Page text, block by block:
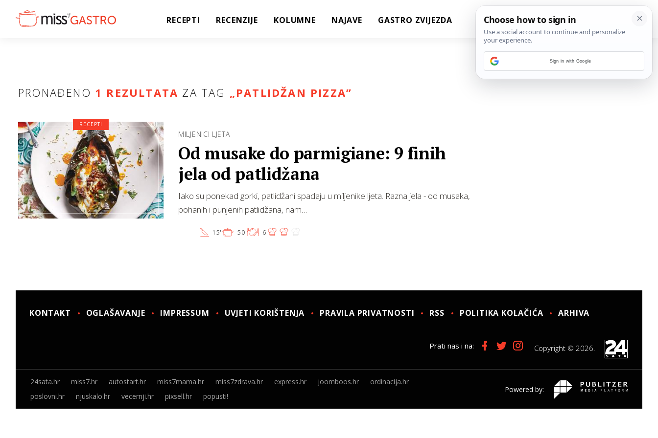
RECEPTI RECENZIJE KOLUMNE NAJAVE GASTRO ZVIJEZDA
PRONAĐENO 1 REZULTATA ZA TAG „PATLIDŽAN PIZZA”
MILJENICI LJETA
Od musake do parmigiane: 9 finih
jela od patlidžana
Iako su ponekad gorki, patlidžani spadaju u miljenike ljeta. Razna jela - od musaka,
pohanih i punjenih patlidžana, nam…
15' 50' 6
RECEPTI
KONTAKT OGLAŠAVANJE IMPRESSUM UVJETI KORIŠTENJA PRAVILA PRIVATNOSTI RSS POLITIKA KOLAČIĆA ARHIVA
Prati nas i na: Copyright © 2026.
24sata.hr miss7.hr autostart.hr miss7mama.hr miss7zdrava.hr express.hr joomboos.hr
ordinacija.hr
poslovni.hr
njuskalo.hr vecernji.hr pixsell.hr popusti!
Powered by:
Sign in with Google